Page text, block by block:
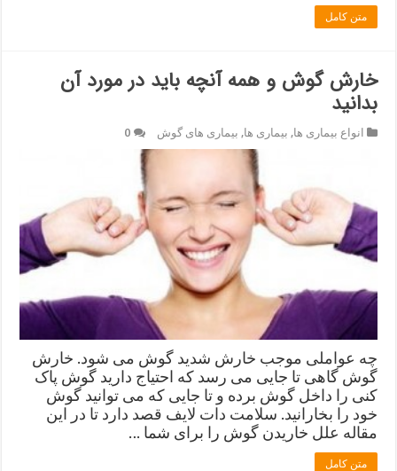
متن کامل
خارش گوش و همه آنچه باید در مورد آن
بدانید
انواع بیماری ها, بیماری ها, بیماری های گوش 0
چه عواملی موجب خارش شدید گوش می شود. خارش
گوش گاهی تا جایی می رسد که احتیاج دارید گوش پاک
کنی را داخل گوش برده و تا جایی که می توانید گوش
خود را بخارانید. سلامت دات لایف قصد دارد تا در این
مقاله علل خاریدن گوش را برای شما …
متن کامل